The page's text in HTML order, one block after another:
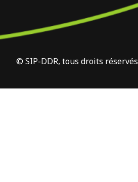
© SIP-DDR, tous droits réservés